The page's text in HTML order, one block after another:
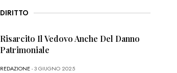
DIRITTO
Risarcito Il Vedovo Anche Del Danno
Patrimoniale
REDAZIONE- 3 GIUGNO 2025